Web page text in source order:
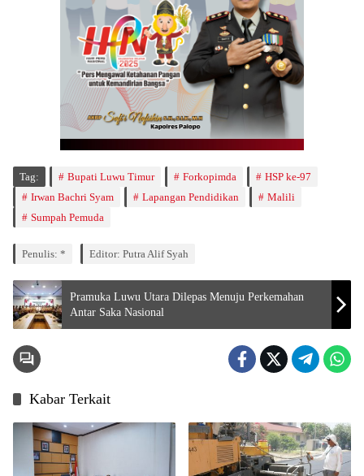
Tag: Bupati Luwu Timur Forkopimda
HSP ke-97
Irwan Bachri Syam
Lapangan Pendidikan
Malili
Sumpah Pemuda
Penulis: * Editor: Putra Alif Syah
Pramuka Luwu Utara Dilepas Menuju Perkemahan
Antar Saka Nasional
Kabar Terkait